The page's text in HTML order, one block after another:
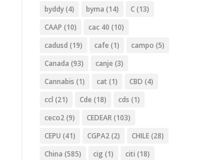
byddy(4) byma (14) C(13)
CAAP (10) cac 40 (10)
cadusd (19) cafe (1) campo (5)
Canada (93) canje (3)
Cannabis (1) cat (1) CBD (4)
ccl (21) Cde (18) cds (1)
ceco2(9) CEDEAR(103)
CEPU (41) CGPA2(2) CHILE(28)
China (585) cig (1) citi (18)